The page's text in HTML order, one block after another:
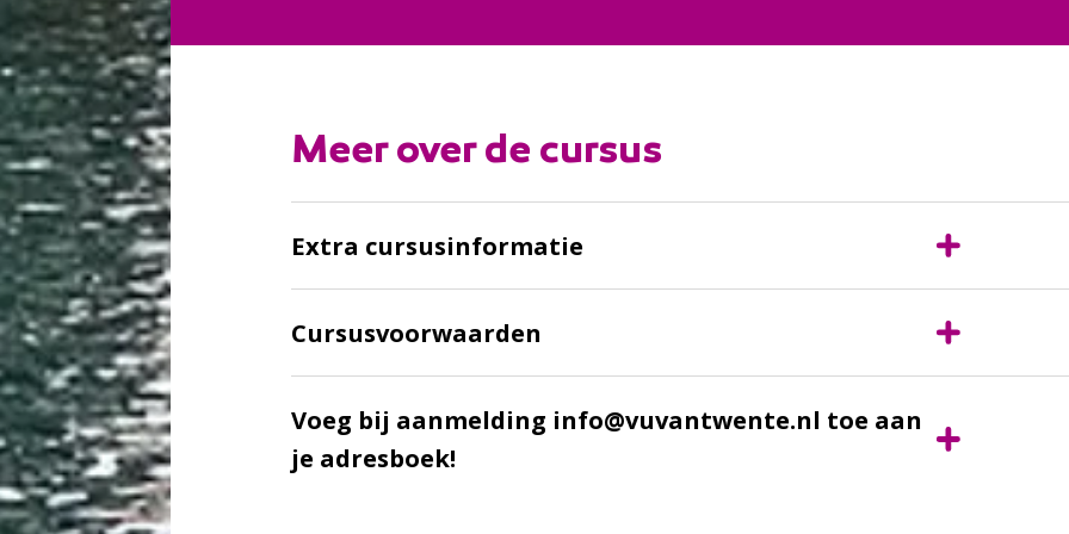
Meer over de cursus
Extra cursusinformatie
Cursusvoorwaarden
Voeg bij aanmelding info@vuvantwente.nl toe aan
je adresboek!